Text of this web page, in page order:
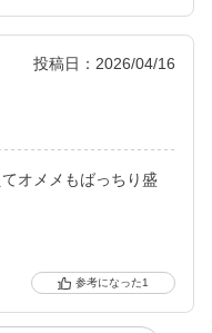
充実のカラーラインナッ
投稿日：2026/04/16
オメメもばっちり盛
1